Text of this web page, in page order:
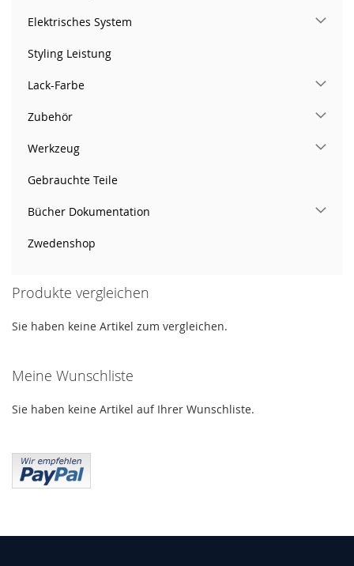
Elektrisches System
Styling Leistung
Lack-Farbe
Zubehör
Werkzeug
Gebrauchte Teile
Bücher Dokumentation
Zwedenshop
Produkte vergleichen
Sie haben keine Artikel zum vergleichen.
Meine Wunschliste
Sie haben keine Artikel auf Ihrer Wunschliste.